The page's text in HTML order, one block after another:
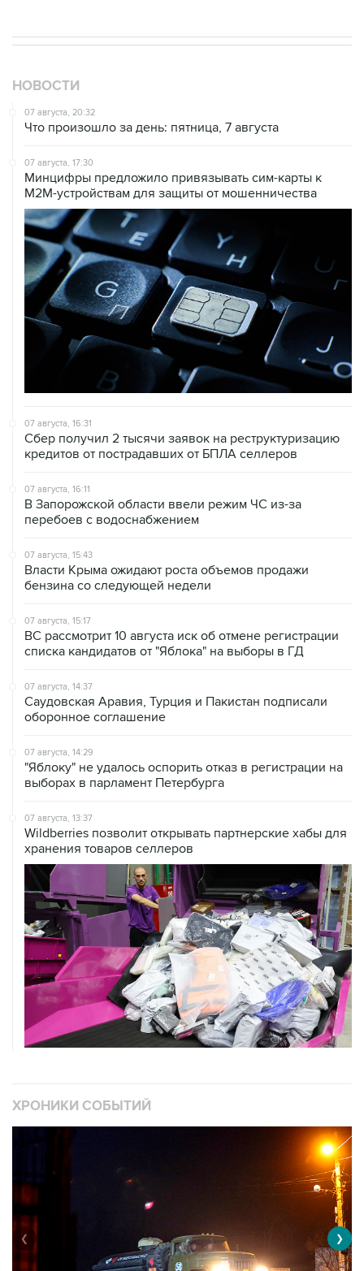
НОВОСТИ
07 августа, 20:32
Что произошло за день: пятница, 7 августа
07 августа, 17:30
Минцифры предложило привязывать сим-карты к
M2M-устройствам для защиты от мошенничества
07 августа, 16:31
Сбер получил 2 тысячи заявок на реструктуризацию
кредитов от пострадавших от БПЛА селлеров
07 августа, 16:11
В Запорожской области ввели режим ЧС из-за
перебоев с водоснабжением
07 августа, 15:43
Власти Крыма ожидают роста объемов продажи
бензина со следующей недели
07 августа, 15:17
ВС рассмотрит 10 августа иск об отмене регистрации
списка кандидатов от "Яблока" на выборы в ГД
07 августа, 14:37
Саудовская Аравия, Турция и Пакистан подписали
оборонное соглашение
07 августа, 14:29
"Яблоку" не удалось оспорить отказ в регистрации на
выборах в парламент Петербурга
07 августа, 13:37
Wildberries позволит открывать партнерские хабы для
хранения товаров селлеров
ХРОНИКИ СОБЫТИЙ
❮ ❯